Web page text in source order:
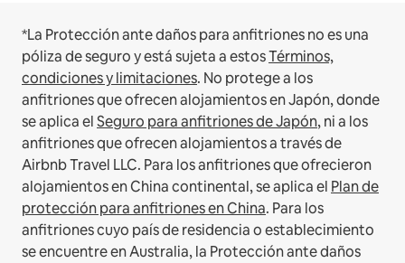
*La Protección ante daños para anfitriones no es una
póliza de seguro y está sujeta a estosTérminos,
condiciones y limitaciones. No protege a los
anfitriones que ofrecen alojamientos en Japón, donde
se aplica elSeguro para anfitriones de Japón, ni a los
anfitriones que ofrecen alojamientos a través de
Airbnb Travel LLC. Para los anfitriones que ofrecieron
alojamientos en China continental, se aplica el Plan de
protección para anfitriones en China. Para los
anfitriones cuyo país de residencia o establecimiento
se encuentre en Australia, la Protección ante daños